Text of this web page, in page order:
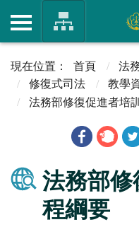
首頁 法
修復式司法
教學
法務部修復促進者培
法務部
程綱要